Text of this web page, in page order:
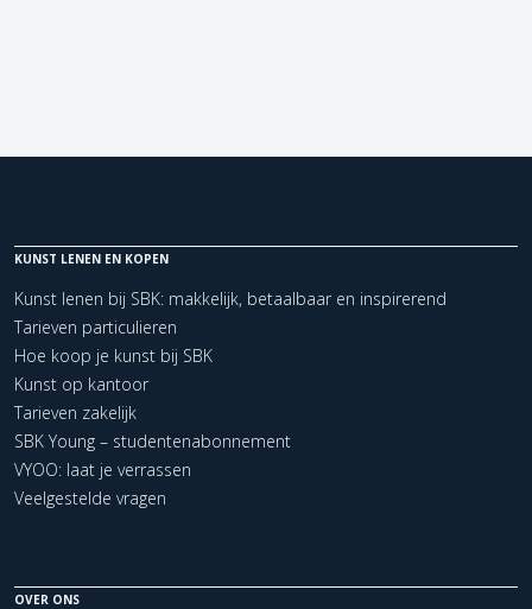
KUNST LENEN EN KOPEN
Kunst lenen bij SBK: makkelijk, betaalbaar en inspirerend
Tarieven particulieren
Hoe koop je kunst bij SBK
Kunst op kantoor
Tarieven zakelijk
SBK Young – studentenabonnement
VYOO: laat je verrassen
Veelgestelde vragen
OVER ONS